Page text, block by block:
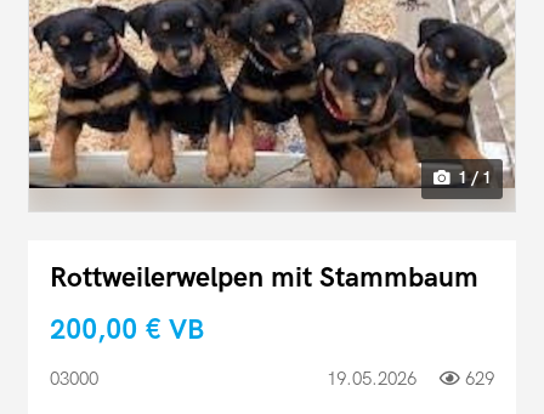
1 / 1
Rottweilerwelpen mit Stammbaum
200,00 € VB
03000 19.05.2026 629